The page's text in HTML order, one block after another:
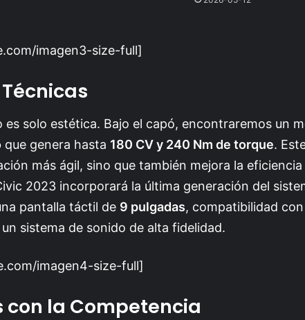
imagen3-size-full]
es solo estética. Bajo el capó, encontraremos un
que genera hasta 180 CV y 240 Nm de torque.
más ágil, sino que también mejora la eficiencia
2023 incorporará la última generación del
pantalla táctil de 9 pulgadas, compatibilidad
sistema de sonido de alta fidelidad.
imagen4-size-full]
la Competencia